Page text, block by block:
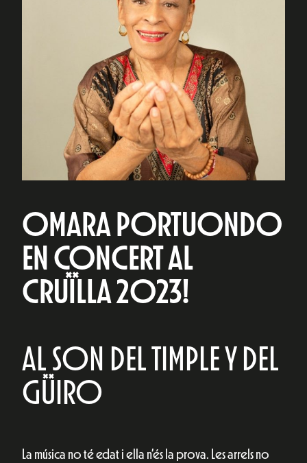
OMARA PORTUONDO
EN CONCERT AL
CRUÏLLA 2023!
AL SON DEL TIMPLE Y DEL
GÜIRO
La música no té edat i ella n’és la prova. Les arrels no